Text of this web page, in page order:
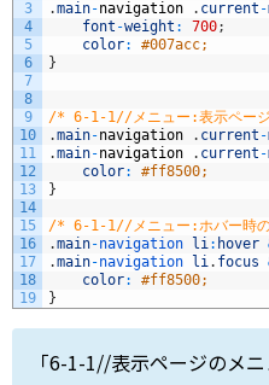
3
4
5
6
7
8
9
10
11
12
13
14
15
16
17
18
19
.main-navigation . current -
font -weight : 700;
color:
#007acc;
}
/* 6-1-1//メニュー:表示ページ
.main-navigation . current -
.main-navigation . current -
color:
#ff8500;
}
/* 6-1-1//メニュー:ホバー時
.main-navigation li: hover
.main-navigation li. focus
color:
#ff8500;
}
「6-1-1//表示ページのメ